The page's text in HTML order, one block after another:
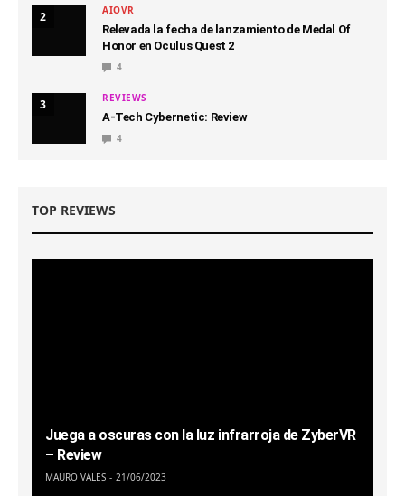
2 AIOVR
Relevada la fecha de lanzamiento de Medal Of
Honor en Oculus Quest 2
4
3 REVIEWS
A-Tech Cybernetic: Review
4
TOP REVIEWS
Juega a oscuras con la luz infrarroja de ZyberVR
– Review
MAURO VALES 21/06/2023